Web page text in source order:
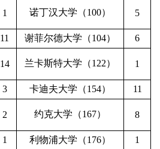
1 诺丁汉大学（100） 5
11 谢菲尔德大学（104）
6
14 兰卡斯特大学（122） 1
3 卡迪夫大学（154）
11
2 约克大学（167） 8
1 利物浦大学（176）
1